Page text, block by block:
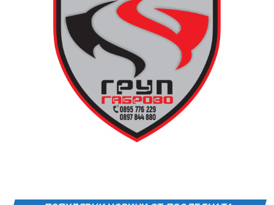
В новия епизод на „Музеят говори“ зрителите ще
Дървените елементи и носещата конструкция бяха
във фокуса на практиката, водена от реставратора
Валентин Дамянов. С отличните си комуникационни
умения и задълбочени знания той демонстрира
различните видове традиционни инструменти,
тяхната поддръжка и правилната им употреба в
Арх. Николай Маринов от сдружение „Мещра“